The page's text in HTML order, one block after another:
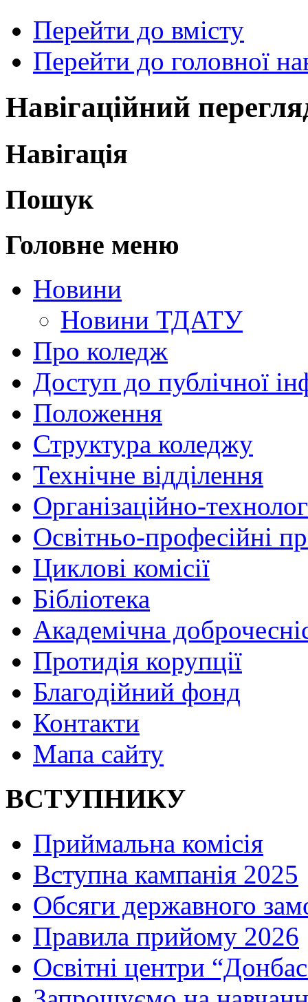
Перейти до вмісту
Перейти до головної
Навігаційний
Навігація
Пошук
Головне меню
Новини
Новини ТДАТУ
Про коледж
Доступ до публічної
Положення
Структура коледжу
Технічне відділення
Організаційно-
Освітньо-професійні
Циклові комісії
Бібліотека
Академічна
Протидія корупції
Благодійний фонд
Контакти
Мапа сайту
ВСТУПНИКУ
Приймальна комісія
Вступна кампанія 2025
Обсяги державного
Правила прийому 2026
Освітні центри